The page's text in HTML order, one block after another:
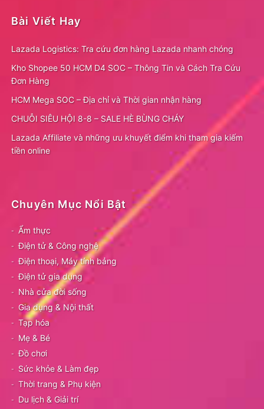
Bài Viết Hay
Lazada Logistics: Tra cứu đơn hàng Lazada nhanh chóng
Kho Shopee 50 HCM D4 SOC – Thông Tin và Cách Tra Cứu
Đơn Hàng
HCM Mega SOC – Địa chỉ và Thời gian nhận hàng
CHUỖI SIÊU HỘI 8-8 – SALE HÈ BÙNG CHÁY
Lazada Affiliate và những ưu khuyết điểm khi tham gia kiếm
tiền online
Chuyên Mục Nổi Bật
Ẩm thực
Điện tử & Công nghệ
Điện thoại, Máy tính bảng
Điện tử gia dụng
Nhà cửa đời sống
Gia dụng & Nội thất
Tạp hóa
Mẹ & Bé
Đồ chơi
Sức khỏe & Làm đẹp
Thời trang & Phụ kiện
Du lịch & Giải trí